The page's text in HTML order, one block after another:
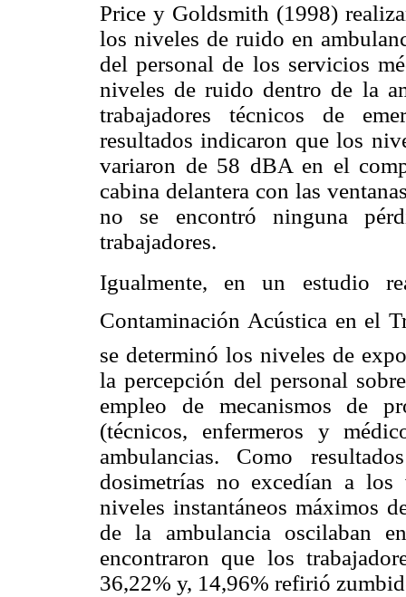
Price y Goldsmith (1998)
los niveles de ruido en
del personal de los servicios
niveles de ruido dentro de la
trabajadores técnicos de
resultados indicaron que los
variaron de 58 dBA en el
cabina delantera con las
no se encontró ninguna
trabajadores.
Igualmente, en un estudio
Contaminación Acústica en el
se determinó los niveles de
la percepción del personal
empleo de mecanismos de
(técnicos, enfermeros y
ambulancias. Como
dosimetrías no excedían a
niveles instantáneos máximos
de la ambulancia oscilaban
encontraron que los
36,22% y, 14,96% refirió